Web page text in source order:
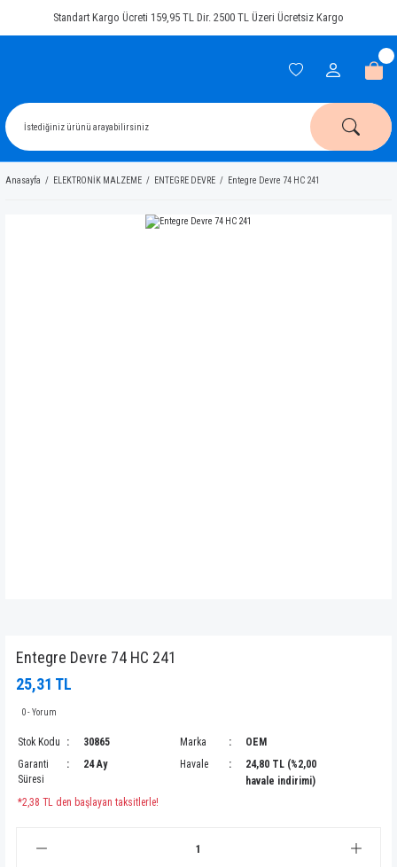
Standart Kargo Ücreti 159,95 TL Dir. 2500 TL Üzeri Ücretsiz Kargo
Anasayfa ELEKTRONİK MALZEME ENTEGRE DEVRE Entegre Devre 74 HC 241
Entegre Devre 74 HC 241
25,31 TL
0 - Yorum
Stok Kodu 30865 Marka
OEM
Garanti
Süresi
24 Ay Havale
24,80 TL (%2,00
havale indirimi)
*2,38 TL den başlayan taksitlerle!